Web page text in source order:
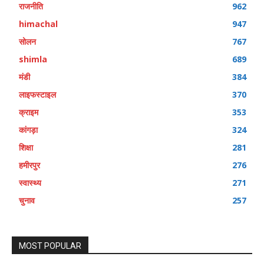
राजनीति
962
himachal
947
सोलन
767
shimla
689
मंडी
384
लाइफस्टाइल
370
क्राइम
353
कांगड़ा
324
शिक्षा
281
हमीरपुर
276
स्वास्थ्य
271
चुनाव
257
MOST POPULAR